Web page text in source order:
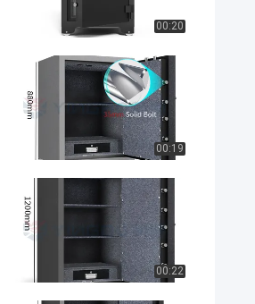
00:20
00:19
00:22